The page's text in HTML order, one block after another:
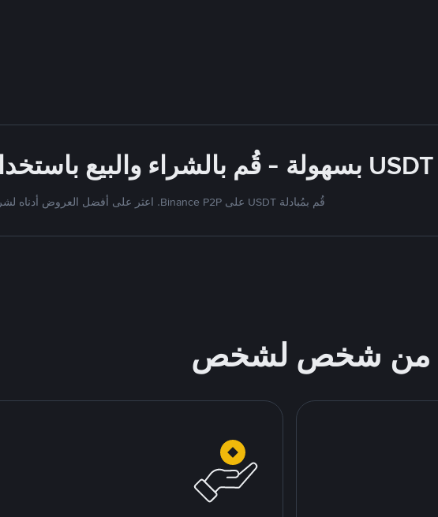
قُم بمُبادلة USDT على Binance P2P. اعثر على أفضل العروض أدناه لشراء وبيع Tether
من شخص لشخص